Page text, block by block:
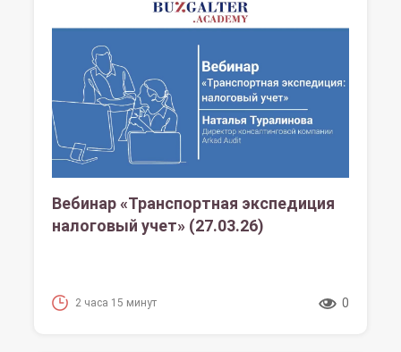
Вебинар «Транспортная экспедиция
налоговый учет» (27.03.26)
2 часа 15 минут 0